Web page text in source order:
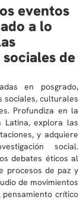
eventos
a lo
de
en posgrado,
sociales, culturales
Profundiza en la
explora las
y adquiere
social.
debates éticos al
procesos de paz y
de movimientos
crítico